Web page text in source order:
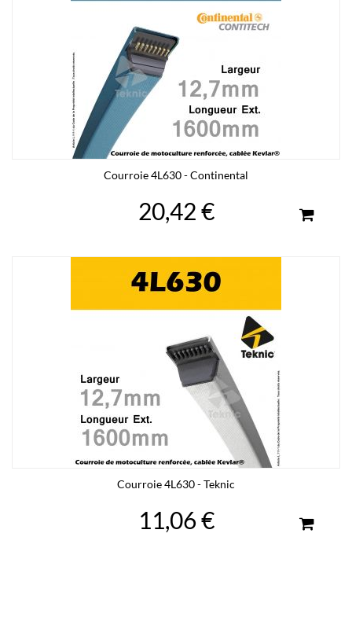
Courroie 4L630 - Continental
20,42 €
Courroie 4L630 - Teknic
11,06 €